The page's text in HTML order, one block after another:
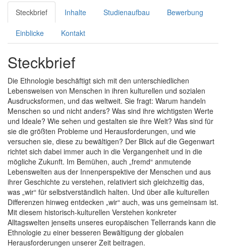
Steckbrief Inhalte Studienaufbau Bewerbung
Einblicke Kontakt
Steckbrief
Die Ethnologie beschäftigt sich mit den unterschiedlichen
Lebensweisen von Menschen in ihren kulturellen und sozialen
Ausdrucksformen, und das weltweit. Sie fragt: Warum handeln
Menschen so und nicht anders? Was sind ihre wichtigsten Werte
und Ideale? Wie sehen und gestalten sie ihre Welt? Was sind für
sie die größten Probleme und Herausforderungen, und wie
versuchen sie, diese zu bewältigen? Der Blick auf die Gegenwart
richtet sich dabei immer auch in die Vergangenheit und in die
mögliche Zukunft. Im Bemühen, auch „fremd“ anmutende
Lebenswelten aus der Innenperspektive der Menschen und aus
ihrer Geschichte zu verstehen, relativiert sich gleichzeitig das,
was „wir“ für selbstverständlich halten. Und über alle kulturellen
Differenzen hinweg entdecken „wir“ auch, was uns gemeinsam ist.
Mit diesem historisch-kulturellen Verstehen konkreter
Alltagswelten jenseits unseres europäischen Tellerrands kann die
Ethnologie zu einer besseren Bewältigung der globalen
Herausforderungen unserer Zeit beitragen.